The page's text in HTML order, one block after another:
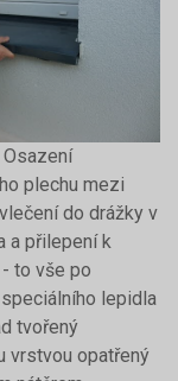
plechu mezi
do drážky v
a přilepení k
to vše po
lepidla
tvořený
vrstvou opatřený